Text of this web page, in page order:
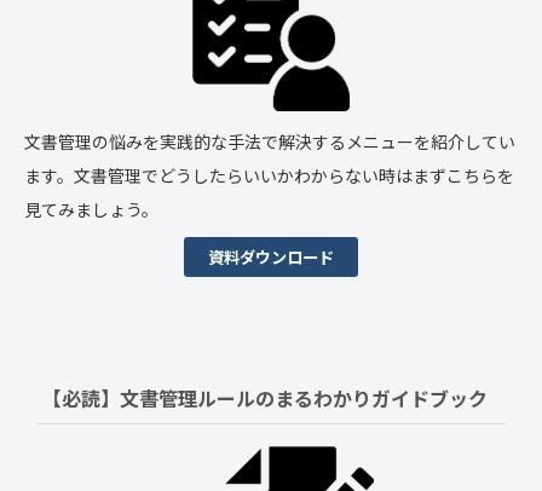
文書管理の悩みを実践的な手法で解決するメニューを紹介してい
ます。文書管理でどうしたらいいかわからない時はまずこちらを
見てみましょう。
資料ダウンロード
【必読】文書管理ルールのまるわかりガイドブック